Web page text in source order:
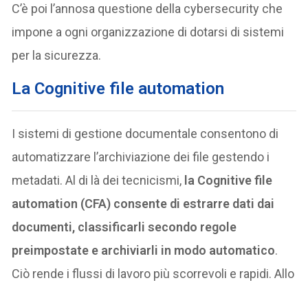
C’è poi l’annosa questione della cybersecurity che
impone a ogni organizzazione di dotarsi di sistemi
per la sicurezza.
La Cognitive file automation
I sistemi di gestione documentale consentono di
automatizzare l’archiviazione dei file gestendo i
metadati. Al di là dei tecnicismi, la Cognitive file
automation (CFA) consente di estrarre dati dai
documenti, classificarli secondo regole
preimpostate e archiviarli in modo automatico.
Ciò rende i flussi di lavoro più scorrevoli e rapidi. Allo